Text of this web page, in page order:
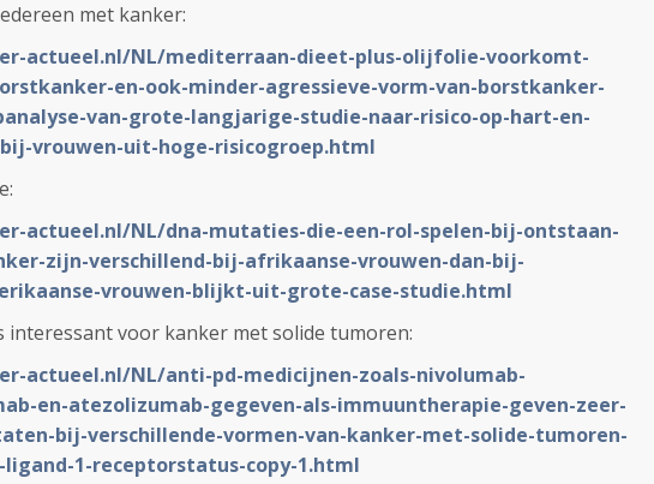
met kanker:
actueel.nl/NL/mediterraan-dieet-plus-olijfolie-voorkomt-
en-ook-minder-agressieve-vorm-van-borstkanker-
van-grote-langjarige-studie-naar-risico-op-hart-en-
vrouwen-uit-hoge-risicogroep.html
actueel.nl/NL/dna-mutaties-die-een-rol-spelen-bij-ontstaan-
zijn-verschillend-bij-afrikaanse-vrouwen-dan-bij-
vrouwen-blijkt-uit-grote-case-studie.html
interessant voor kanker met solide tumoren:
actueel.nl/NL/anti-pd-medicijnen-zoals-nivolumab-
en-atezolizumab-gegeven-als-immuuntherapie-geven-zeer-
bij-verschillende-vormen-van-kanker-met-solide-tumoren-
1-receptorstatus-copy-1.html